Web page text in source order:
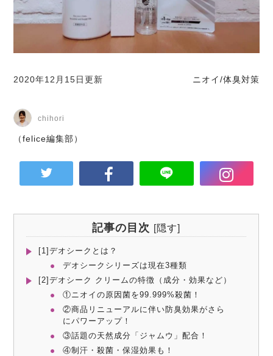
2020年12月15日更新 ニオイ/体臭対策
chihori
（felice編集部）
記事の目次 [隠す]
[1]デオシークとは？
デオシークシリーズは現在3種類
[2]デオシーク クリームの特徴（成分・効果など）
①ニオイの原因菌を99.999%殺菌！
②商品リニューアルに伴い防臭効果がさら
にパワーアップ！
③話題の天然成分「ジャムウ」配合！
④制汗・殺菌・保湿効果も！